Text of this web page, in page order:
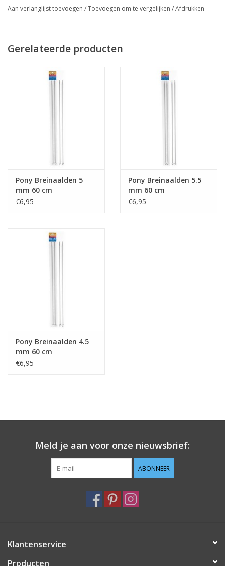
Aan verlanglijst toevoegen /Toevoegen om te vergelijken /Afdrukken
Gerelateerde producten
Pony Breinaalden 5
mm 60 cm
€6,95
Pony Breinaalden 5.5
mm 60 cm
€6,95
Pony Breinaalden 4.5
mm 60 cm
€6,95
Meld je aan voor onze nieuwsbrief:
ABONNEER
Klantenservice
Producten